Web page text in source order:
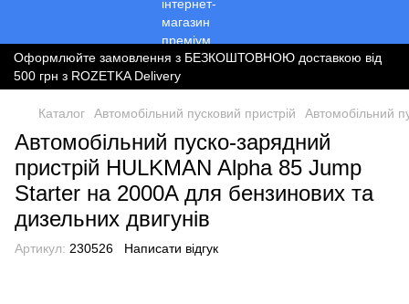
Оформлюйте замовлення з БЕЗКОШТОВНОЮ доставкою від
500 грн з ROZETKA Delivery
Каталог Автомобільний пусковий пристрій Автомобільний
Автомобільний пуско-зарядний
пристрій HULKMAN Alpha 85 Jump
Starter на 2000A для бензинових та
дизельних двигунів
Артикул: 230526 Написати відгук